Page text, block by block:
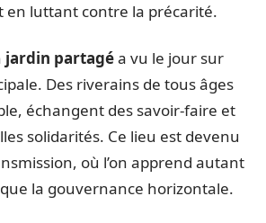
en luttant contre la précarité.
jardin partagéa vu le jour sur
Des riverains de tous âges
échangent des savoir-faire et
solidarités. Ce lieu est devenu
où l’on apprend autant
la gouvernance horizontale.